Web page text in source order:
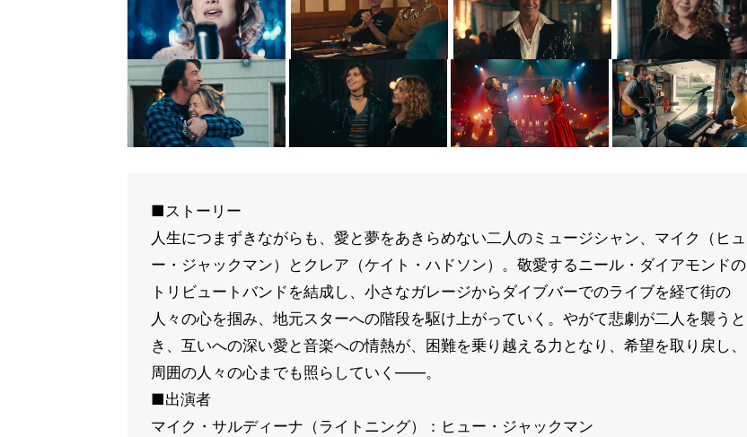
■ストーリー
人生につまずきながらも、愛と夢をあきらめない二人のミュージシャン、マイク（ヒュ
ー・ジャックマン）とクレア（ケイト・ハドソン）。敬愛するニール・ダイアモンドの
トリビュートバンドを結成し、小さなガレージからダイブバーでのライブを経て街の
人々の心を掴み、地元スターへの階段を駆け上がっていく。やがて悲劇が二人を襲うと
き、互いへの深い愛と音楽への情熱が、困難を乗り越える力となり、希望を取り戻し、
周囲の人々の心までも照らしていく——。
■出演者
マイク・サルディーナ（ライトニング）：ヒュー・ジャックマン